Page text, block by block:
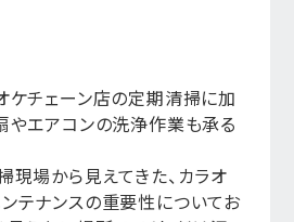
ケチェーン店の定期清掃に加
やエアコンの洗浄作業も承る
現場から見えてきた、カラオ
テナンスの重要性についてお